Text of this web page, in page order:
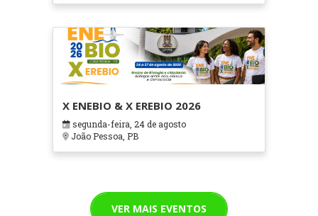
X ENEBIO & X EREBIO 2026
segunda-feira, 24 de agosto
João Pessoa, PB
VER MAIS EVENTOS